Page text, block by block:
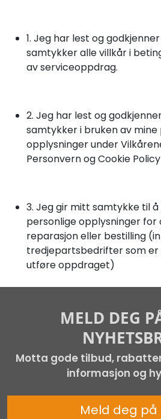
1. Jeg har lest og
samtykker alle villkår i
av serviceoppdrag.
2. Jeg har lest og
samtykker i bruken av mine
opplysninger under
Personvern og Cookie Policy
3. Jeg gir mitt samtykke til
personlige opplysninger for
reparasjon eller bestilling
tredjepartsbedrifter som er
utføre oppdraget)
MELD DEG
Motta gode tilbud,
informasjon og
Meld deg på